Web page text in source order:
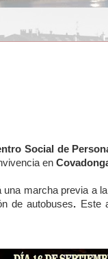
Social de
en
una marcha previa a
de autobuses. Este